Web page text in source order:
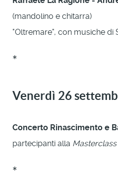
(mandolino e chitarra)
"Oltremare", con musiche di
*
Venerdì 26
Concerto Rinascimento e
partecipanti alla Masterclass